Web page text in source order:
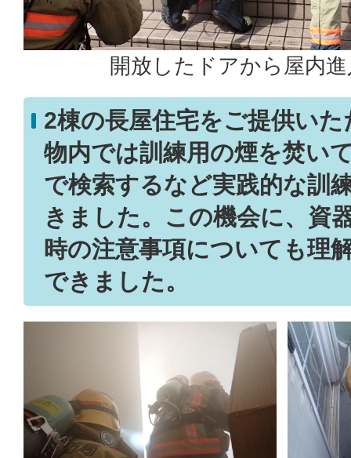
開放したドアから屋内
2棟の長屋住宅をご提供い
物内では訓練用の煙を焚い
で検索するなど実践的な訓
きました。この機会に、資
時の注意事項についても理
できました。